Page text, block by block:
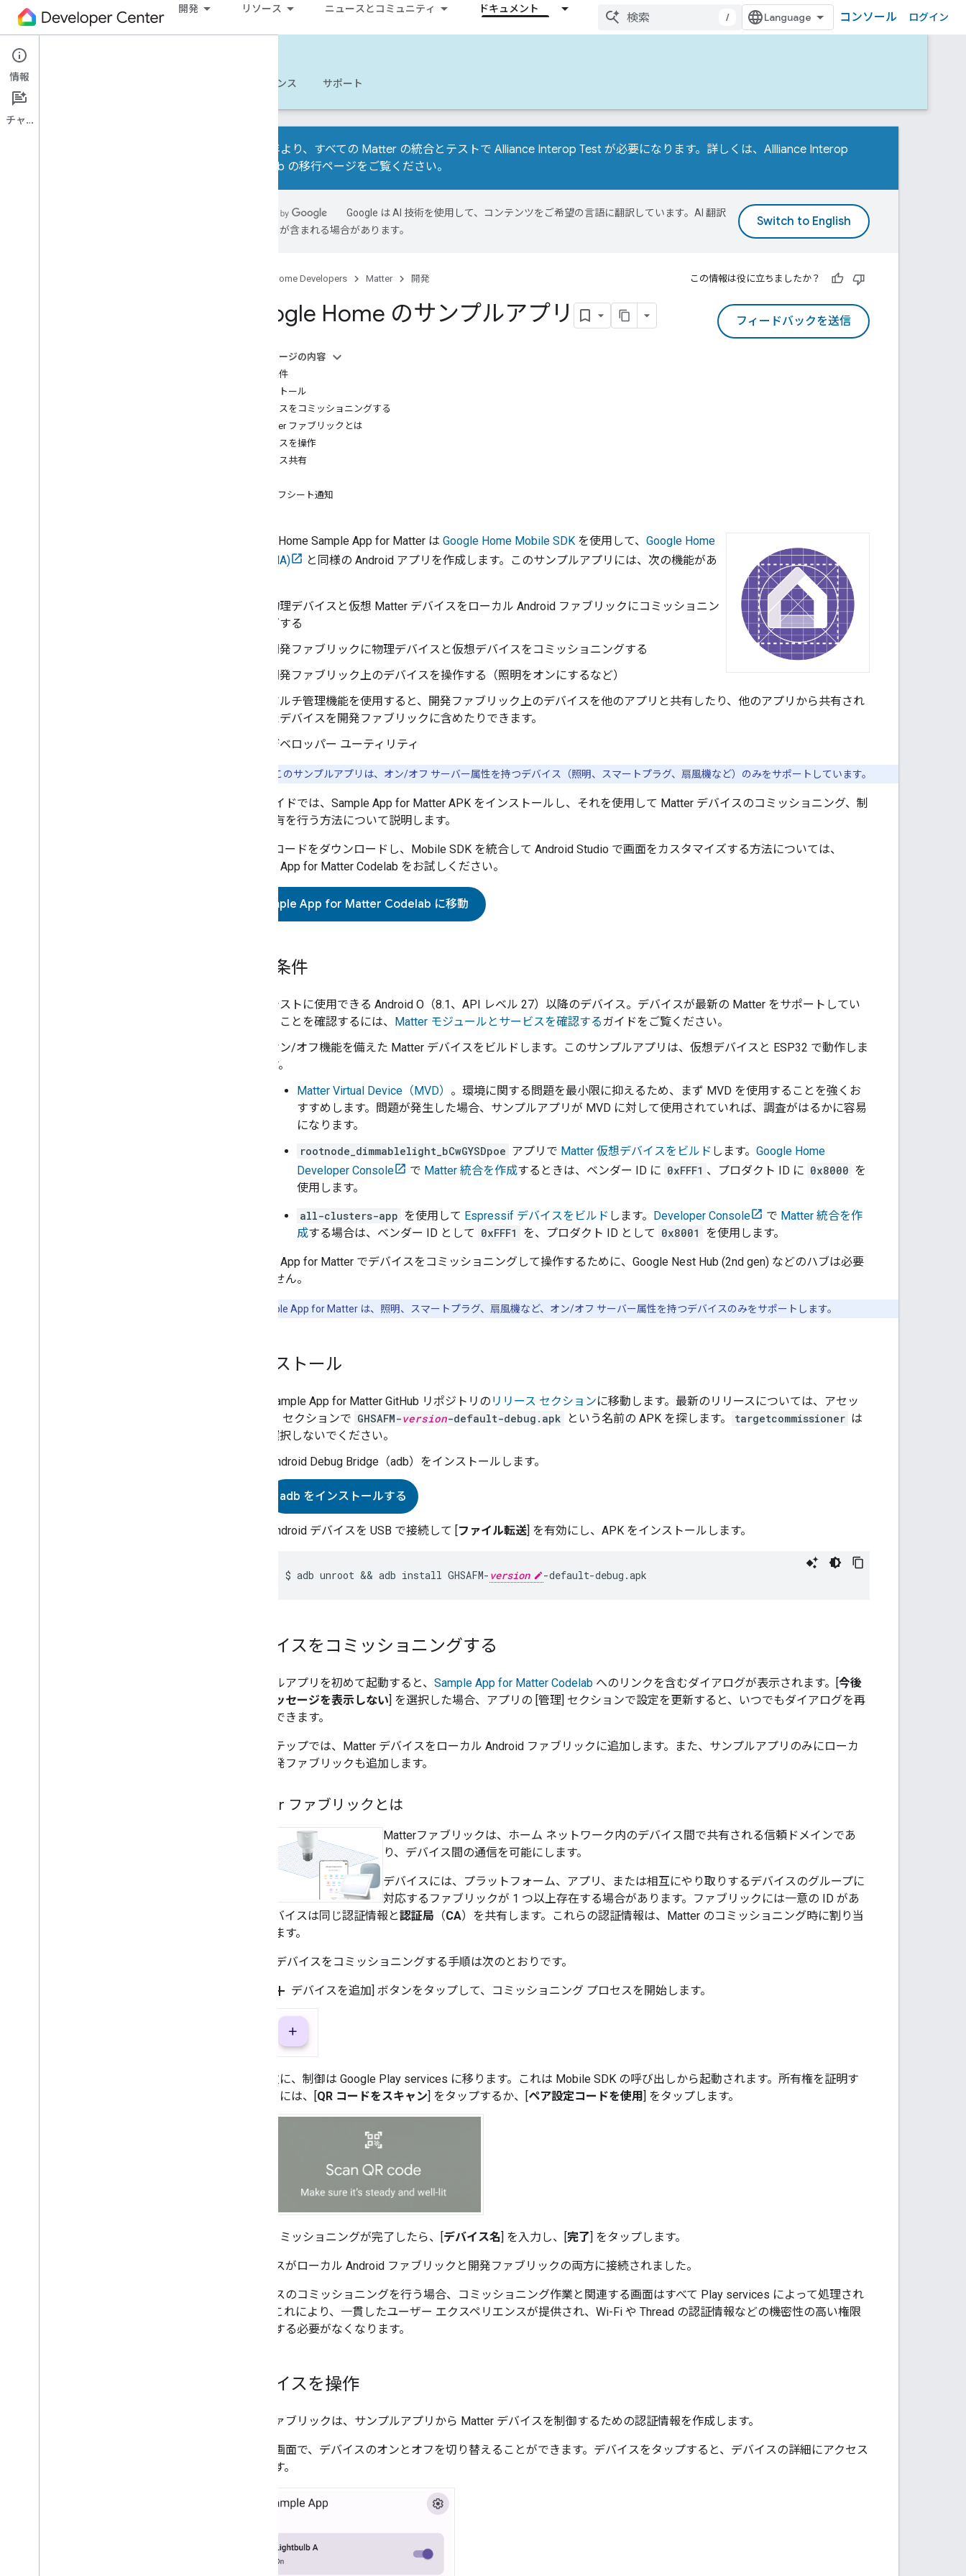
開発 リソース ニュースとコミュニティ ドキュメント
/ コンソール ログイン
Matter
使ってみる リファレンス サポート
2026 年より、すべての Matter の統合とテストで Alliance Interop Test が必要になります。詳しくは、 Allliance Interop
Test Lab の移行ページをご覧ください。
Google は AI 技術を使用して、コンテンツをご希望の言語に翻訳しています。AI 翻訳
には誤りが含まれる場合があります。
Google Home Developers Matter 開発 この情報は役に立ちましたか？
フィードバックを送信
Google Home のサンプルアプリ
このページの内容
前提条件
インストール
デバイスをコミッショニングする
Matter ファブリックとは
デバイスを操作
デバイス共有
ハーフシート通知
Google Home Sample App for Matter は Google Home Mobile SDK を使用して、 Google Home
app (GHA)
と同様の Android アプリを作成します。このサンプルアプリには、次の機能があ
物理デバイスと仮想 Matter デバイスをローカル Android ファブリックにコミッショニン
グする
開発ファブリックに物理デバイスと仮想デバイスをコミッショニングする
開発ファブリック上のデバイスを操作する（照明をオンにするなど）
マルチ管理機能を使用すると、開発ファブリック上のデバイスを他のアプリと共有したり、他のアプリから共有され
たデバイスを開発ファブリックに含めたりできます。
デベロッパー ユーティリティ
現在、このサンプルアプリは、オン/オフ サーバー属性を持つデバイス（照明、スマートプラグ、扇風機など）のみをサポートしています。
このガイドでは、 Sample App for Matter APK をインストールし、それを使用して Matter デバイスのコミッショニング、制
御、共有を行う方法について説明します。
ソースコードをダウンロードし、 Mobile SDK を統合して Android Studio で画面をカスタマイズする方法については、
Sample App for Matter Codelab をお試しください。
Sample App for Matter Codelab に移動
前提条件
テストに使用できる Android O（8.1、API レベル 27）以降のデバイス。デバイスが最新の Matter をサポートしてい
ることを確認するには、 Matter モジュールとサービスを確認する ガイドをご覧ください。
オン/オフ機能を備えた Matter デバイスをビルドします。このサンプルアプリは、仮想デバイスと ESP32 で動作しま
す。
Matter Virtual Device（MVD） 。環境に関する問題を最小限に抑えるため、まず MVD を使用することを強くお
すすめします。問題が発生した場合、サンプルアプリが MVD に対して使用されていれば、調査がはるかに容易
になります。
rootnode_dimmablelight_bCwGYSDpoe アプリで Matter 仮想デバイスをビルド します。 Google Home
Developer Console
で Matter 統合を作成するときは、ベンダー ID に 0xFFF1 、プロダクト ID に 0x8000 を
使用します。
all-clusters-app を使用して Espressif デバイスをビルド します。 Developer Console で Matter 統合を作
成する場合は、ベンダー ID として 0xFFF1 を、プロダクト ID として 0x8001 を使用します。
Sample App for Matter でデバイスをコミッショニングして操作するために、 Google Nest Hub (2nd gen) などのハブは必要
ありません。
Sample App for Matter は、照明、スマートプラグ、扇風機など、オン/オフ サーバー属性を持つデバイスのみをサポートします。
インストール
Sample App for Matter GitHub リポジトリの リリース セクションに移動します。最新のリリースについては、アセッ
ト セクションで GHSAFM-version-default-debug.apk という名前の APK を探します。 targetcommissioner は
選択しないでください。
Android Debug Bridge（adb）をインストールします。
adb をインストールする
Android デバイスを USB で接続して [ファイル転送] を有効にし、APK をインストールします。
$ adb unroot && adb install GHSAFM- version
デバイスをコミッショニングする
サンプルアプリを初めて起動すると、 Sample App for Matter Codelab へのリンクを含むダイアログが表示されます。[今後
このメッセージを表示しない] を選択した場合、アプリの [管理] セクションで設定を更新すると、いつでもダイアログを再
び表示できます。
次のステップでは、 Matter デバイスをローカル Android ファブリックに追加します。また、サンプルアプリのみにローカ
ルな開発ファブリックも追加します。
Matter ファブリックとは
Matterファブリックは、ホーム ネットワーク内のデバイス間で共有される信頼ドメインであ
り、デバイス間の通信を可能にします。
デバイスには、プラットフォーム、アプリ、または相互にやり取りするデバイスのグループに
対応するファブリックが 1 つ以上存在する場合があります。ファブリックには一意の ID があ
り、デバイスは同じ認証情報と認証局 （CA）を共有します。これらの認証情報は、 Matter のコミッショニング時に割り当
てられます。
デバイスをコミッショニングする手順は次のとおりです。
add デバイスを追加] ボタンをタップして、コミッショニング プロセスを開始します。
次に、制御は Google Play services に移ります。これは Mobile SDK の呼び出しから起動されます。所有権を証明す
るには、[QR コードをスキャン] をタップするか、[ペア設定コードを使用] をタップします。
コミッショニングが完了したら、[ デバイス名 ] を入力し、[ 完了 ] をタップします。
デバイスがローカル Android ファブリックと開発ファブリックの両方に接続されました。
デバイスのコミッショニングを行う場合、コミッショニング作業と関連する画面はすべて Play services によって処理され
ます。これにより、一貫したユーザー エクスペリエンスが提供され、Wi-Fi や Thread の認証情報などの機密性の高い権限
を処理する必要がなくなります。
デバイスを操作
開発ファブリックは、サンプルアプリから Matter デバイスを制御するための認証情報を作成します。
ホーム画面で、デバイスのオンとオフを切り替えることができます。デバイスをタップすると、デバイスの詳細にアクセス
できます。
情報
チャット